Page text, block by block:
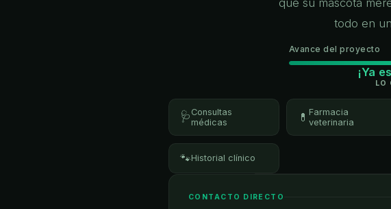
que su mascota
todo en
Avance del proyecto
¡Ya
LO
🩺 Consultas
médicas
💊Farmacia
veterinaria
🐾Historial clínico
CONTACTO DIRECTO